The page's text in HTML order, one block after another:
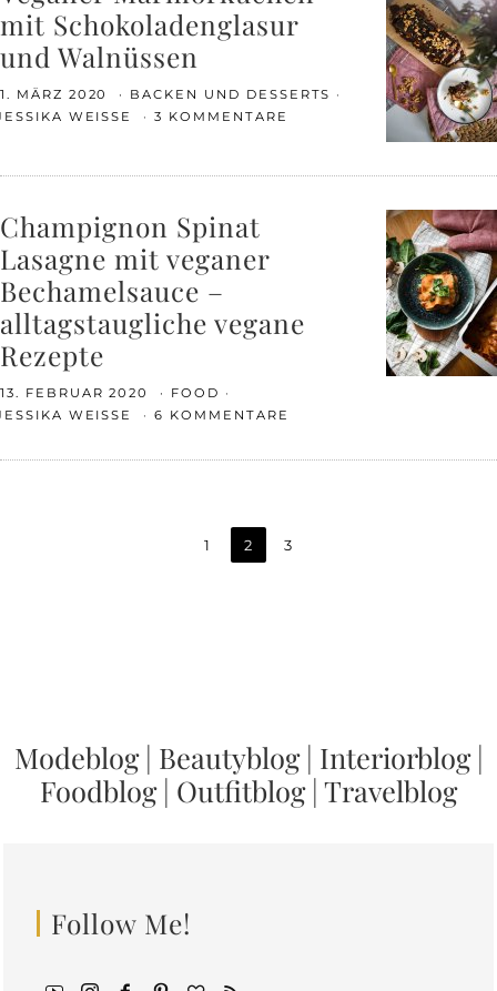
mit Schokoladenglasur
und Walnüssen
1. MÄRZ 2020
BACKEN UND DESSERTS
WEISSE
3 KOMMENTARE
Champignon Spinat
Lasagne mit veganer
Bechamelsauce –
alltagstaugliche vegane
Rezepte
13. FEBRUAR 2020
FOOD
WEISSE
6 KOMMENTARE
1 2 3
Modeblog| Beautyblog| Interiorblog|
Foodblog| Outfitblog| Travelblog
Follow Me!